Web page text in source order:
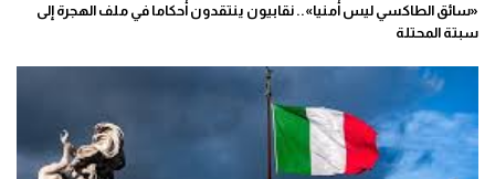
«سائق الطاكسي ليس أمنيا».. نقابيون ينتقدون أحكاما في ملف الهجرة إلى
سبتة المحتلة